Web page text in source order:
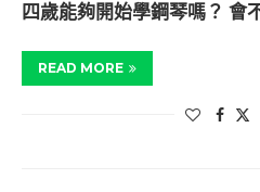
四歲能夠開始學鋼琴嗎？ 會
READ MORE